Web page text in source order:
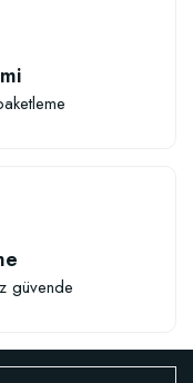
güvende